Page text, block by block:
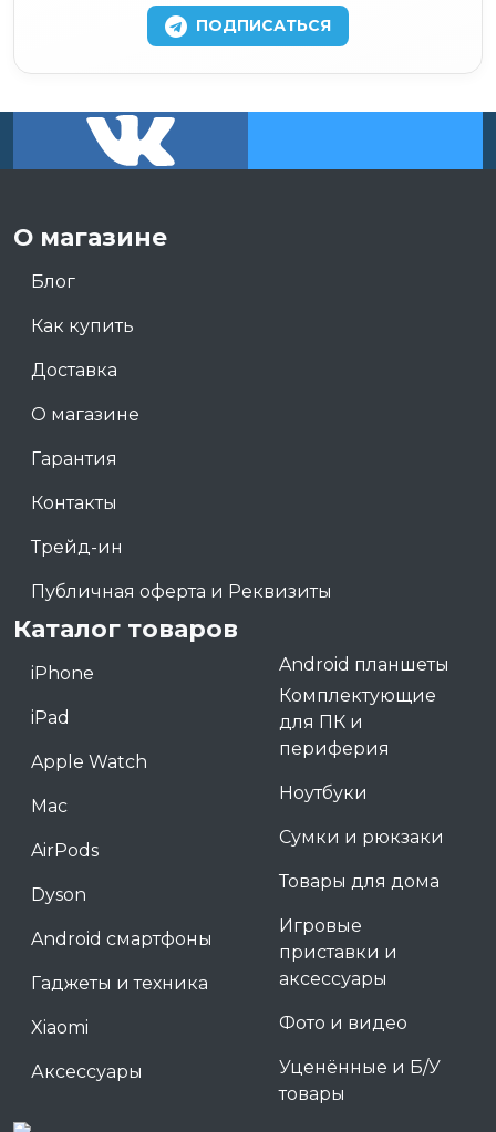
ПОДПИСАТЬСЯ
О магазине
Блог
Как купить
Доставка
О магазине
Гарантия
Контакты
Трейд-ин
Публичная оферта и Реквизиты
Каталог товаров
iPhone
iPad
Apple Watch
Mac
AirPods
Dyson
Android смартфоны
Гаджеты и техника
Xiaomi
Аксессуары
Android планшеты
Комплектующие
для ПК и
периферия
Ноутбуки
Сумки и рюкзаки
Товары для дома
Игровые
приставки и
аксессуары
Фото и видео
Уценённые и Б/У
товары